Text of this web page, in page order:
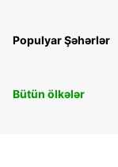
Populyar Şəhərlər
Bütün ölkələr